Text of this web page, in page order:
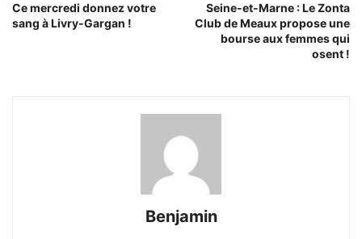
Ce mercredi donnez votre
sang à Livry-Gargan !
Seine-et-Marne : Le Zonta
Club de Meaux propose une
bourse aux femmes qui
osent !
Benjamin